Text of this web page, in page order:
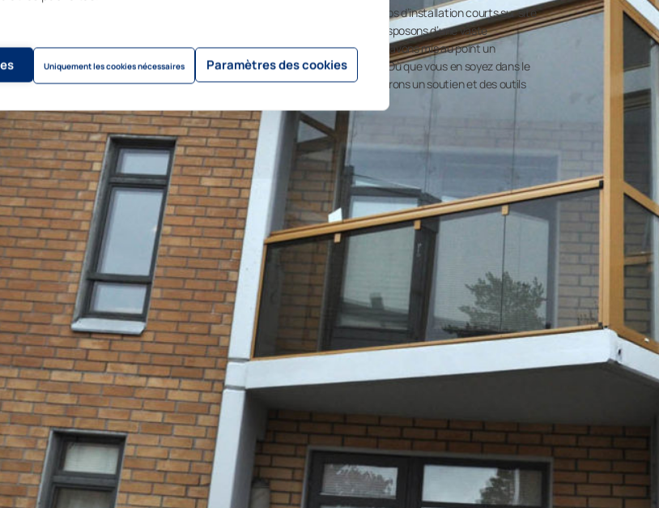
Uniquement les cookies nécessaires Paramètres des cookies
Le design modulaire de nos produits permet des temps d’installation courts sur site
et accélère ainsi le processus de rénovation. Nous disposons d’une vaste
expérience dans le domaine du vitrage de balcons et avons mis au point un
processus efficace pour les rénovations de balcons. Où que vous en soyez dans le
processus, nous sommes là pour vous. Nous vous offrons un soutien et des outils